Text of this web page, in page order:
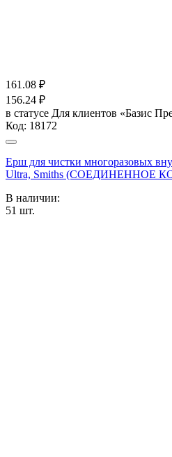
161.08 ₽
156.24 ₽
в статусе Для клиентов «Базис
Код: 18172
Ерш для чистки многоразовых
Ultra, Smiths (СОЕДИНЕННОЕ
В наличии:
51 шт.